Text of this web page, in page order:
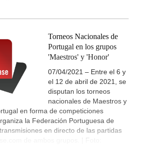
Torneos Nacionales de
Portugal en los grupos
'Maestros' y 'Honor'
07/04/2021 – Entre el 6 y
el 12 de abril de 2021, se
disputan los torneos
nacionales de Maestros y
en forma de competiciones
la Federación Portuguesa de
en directo de las partidas
de ambos grupos. | Foto: